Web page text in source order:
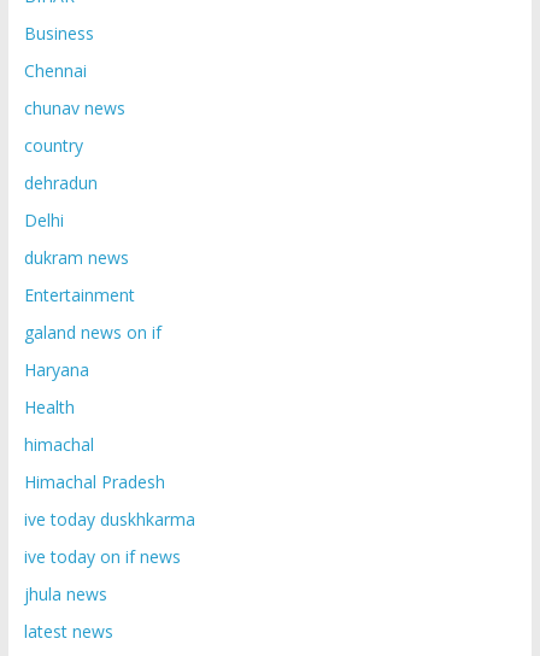
Business
Chennai
chunav news
country
dehradun
Delhi
dukram news
Entertainment
galand news on if
Haryana
Health
himachal
Himachal Pradesh
ive today duskhkarma
ive today on if news
jhula news
latest news